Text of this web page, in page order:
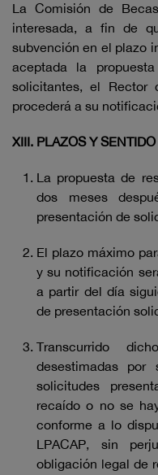
La Comisión de
interesada, a fin de
subvención en el plazo
aceptada la
solicitantes, el Rector
procederá a su
XIII. PLAZOS Y
La propuesta de
dos meses
presentación de
El plazo máximo
y su notificación
a partir del día
de presentación
Transcurrido
desestimadas por
solicitudes
recaído o no se
conforme a lo
LPACAP, sin
obligación legal de